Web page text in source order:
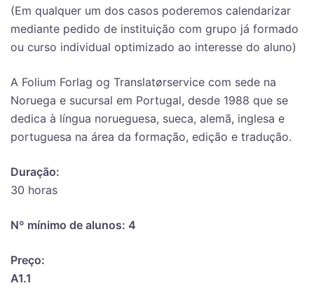
(Em qualquer um dos casos poderemos calendarizar
mediante pedido de instituição com grupo já formado
ou curso individual optimizado ao interesse do aluno)
A Folium Forlag og Translatørservice com sede na
Noruega e sucursal em Portugal, desde 1988 que se
dedica à língua norueguesa, sueca, alemã, inglesa e
portuguesa na área da formação, edição e tradução.
Duração:
30 horas
Nº mínimo de alunos: 4
Preço:
A1.1